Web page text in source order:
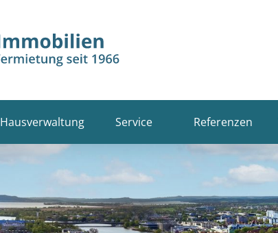
Hausverwaltung Service Referenzen